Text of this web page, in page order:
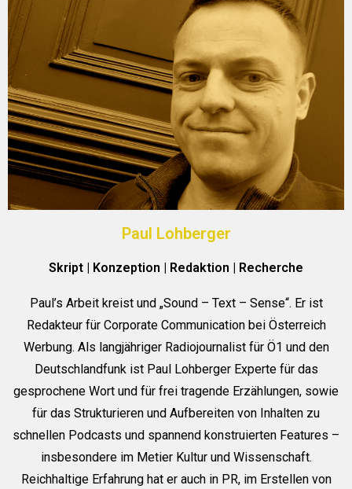
Paul Lohberger
Skript | Konzeption | Redaktion | Recherche
Paul’s Arbeit kreist und „Sound – Text – Sense“. Er ist
Redakteur für Corporate Communication bei Österreich
Werbung. Als langjähriger Radiojournalist für Ö1 und den
Deutschlandfunk ist Paul Lohberger Experte für das
gesprochene Wort und für frei tragende Erzählungen, sowie
für das Strukturieren und Aufbereiten von Inhalten zu
schnellen Podcasts und spannend konstruierten Features –
insbesondere im Metier Kultur und Wissenschaft.
Reichhaltige Erfahrung hat er auch in PR, im Erstellen von